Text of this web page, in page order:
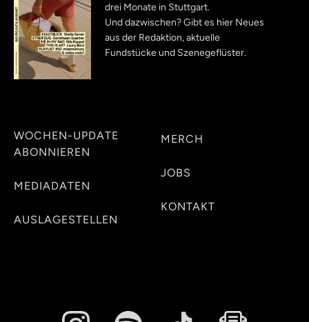
drei Monate in Stuttgart.
Und dazwischen? Gibt es hier Neues
aus der Redaktion, aktuelle
Fundstücke und Szenegeflüster.
WOCHEN-UPDATE
ABONNIEREN
MEDIADATEN
AUSLAGESTELLEN
MERCH
JOBS
KONTAKT